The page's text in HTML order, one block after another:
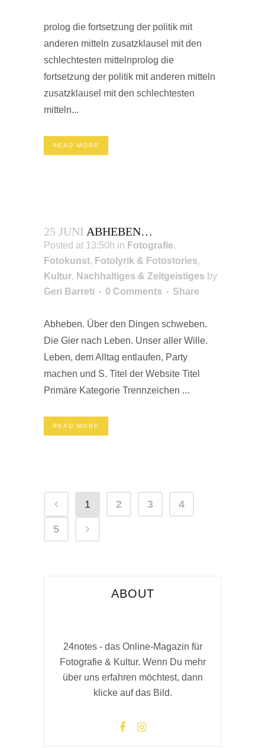
prolog die fortsetzung der politik mit
anderen mitteln zusatzklausel mit den
schlechtesten mittelnprolog die
fortsetzung der politik mit anderen mitteln
zusatzklausel mit den schlechtesten
mitteln...
READ MORE
25 JUNI ABHEBEN…
Posted at 13:50h in Fotografie,
Fotokunst, Fotolyrik & Fotostories,
Kultur, Nachhaltiges & Zeitgeistiges by
Geri Barreti
0 Comments Share
Abheben. Über den Dingen schweben.
Die Gier nach Leben. Unser aller Wille.
Leben, dem Alltag entlaufen, Party
machen und S. Titel der Website Titel
Primäre Kategorie Trennzeichen ...
READ MORE
1 2 3 4
5
ABOUT
24notes - das Online-Magazin für
Fotografie & Kultur. Wenn Du mehr
über uns erfahren möchtest, dann
klicke auf das Bild.